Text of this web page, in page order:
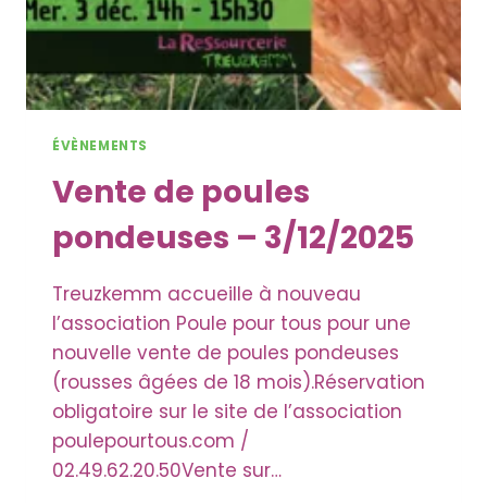
ÉVÈNEMENTS
Vente de poules
pondeuses – 3/12/2025
Treuzkemm accueille à nouveau
l’association Poule pour tous pour une
nouvelle vente de poules pondeuses
(rousses âgées de 18 mois).Réservation
obligatoire sur le site de l’association
poulepourtous.com /
02.49.62.20.50Vente sur…